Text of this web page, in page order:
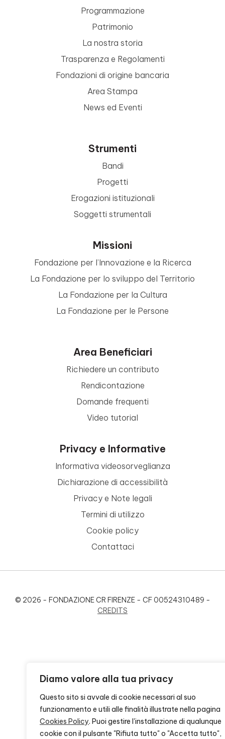
Diamo valore alla tua privacy
Questo sito si avvale di cookie necessari al suo
funzionamento e utili alle finalità illustrate nella pagina
Cookies Policy. Puoi gestire l'installazione di qualunque
cookie con il pulsante "Rifiuta tutto" o "Accetta tutto",
Programmazione
Patrimonio
La nostra storia
Trasparenza e Regolamenti
Fondazioni di origine bancaria
Area Stampa
News ed Eventi
Strumenti
Bandi
Progetti
Erogazioni istituzionali
Soggetti strumentali
Missioni
Fondazione per l’Innovazione e la Ricerca
La Fondazione per lo sviluppo del Territorio
La Fondazione per la Cultura
La Fondazione per le Persone
Area Beneficiari
Richiedere un contributo
Rendicontazione
Domande frequenti
Video tutorial
Privacy e Informative
Informativa videosorveglianza
Dichiarazione di accessibilità
Privacy e Note legali
Termini di utilizzo
Cookie policy
Contattaci
© 2026 - FONDAZIONE CR FIRENZE - CF 00524310489 -
CREDITS